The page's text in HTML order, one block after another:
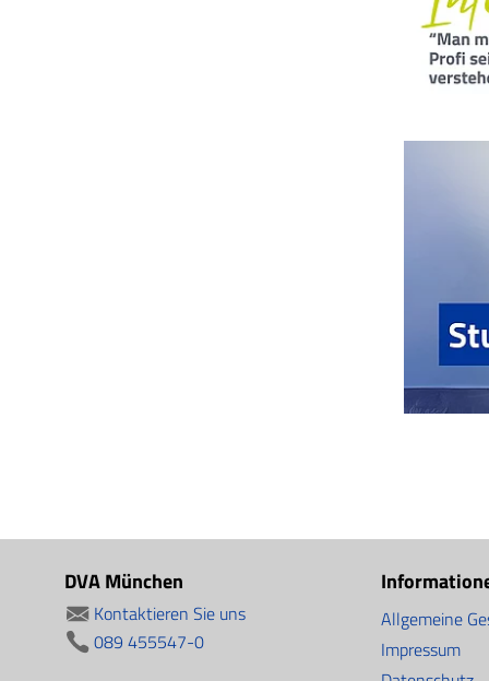
DVA München
Kontaktieren Sie uns
089 455547-0
Allgemeine
Impressum